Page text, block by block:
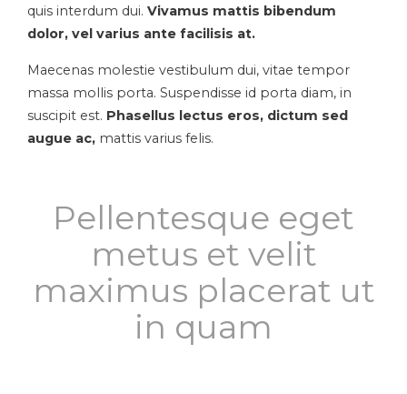
quis interdum dui. Vivamus mattis bibendum
dolor, vel varius ante facilisis at.
Maecenas molestie vestibulum dui, vitae tempor
massa mollis porta. Suspendisse id porta diam, in
suscipit est. Phasellus lectus eros, dictum sed
augue ac, mattis varius felis.
Pellentesque eget
metus et velit
maximus placerat ut
in quam